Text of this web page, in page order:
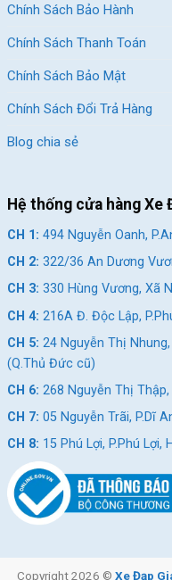
Chính Sách Bảo Hành
Chính Sách Thanh Toán
Chính Sách Bảo Mật
Chính Sách Đổi Trả Hàng
Blog chia sẻ
Hệ thống cửa hàng Xe
CH 1: 494 Nguyễn Oanh,
CH 2: 322/36 An Dương
CH 3: 330 Hùng Vương, Xã
CH 4: 216A Đ. Độc Lập,
CH 5: 24 Nguyễn Thị
(Q.Thủ Đức cũ)
CH 6: 268 Nguyễn Thị Thập,
CH 7: 05 Nguyễn Trãi, P.Dĩ
CH 8: 15 Phú Lợi, P.Phú Lợi,
Copyright 2026 © Xe Đạp